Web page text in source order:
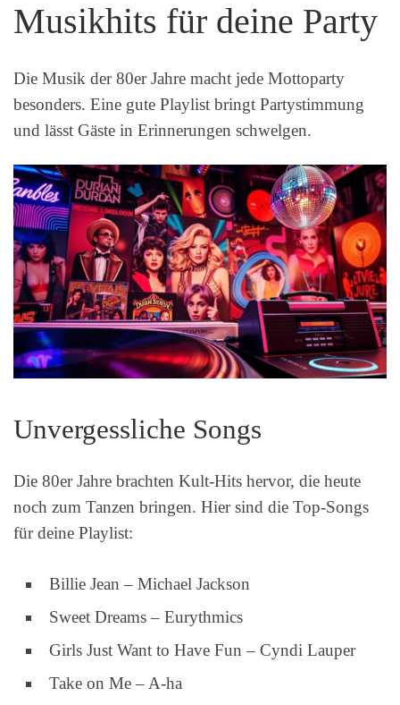
Musikhits für deine Party
Die Musik der 80er Jahre macht jede Mottoparty
besonders. Eine gute Playlist bringt Partystimmung
und lässt Gäste in Erinnerungen schwelgen.
Unvergessliche Songs
Die 80er Jahre brachten Kult-Hits hervor, die heute
noch zum Tanzen bringen. Hier sind die Top-Songs
für deine Playlist:
Billie Jean – Michael Jackson
Sweet Dreams – Eurythmics
Girls Just Want to Have Fun – Cyndi Lauper
Take on Me – A-ha